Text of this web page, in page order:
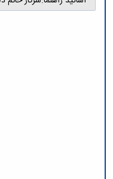
پژوهشی
آئین
گروه
مهندسی